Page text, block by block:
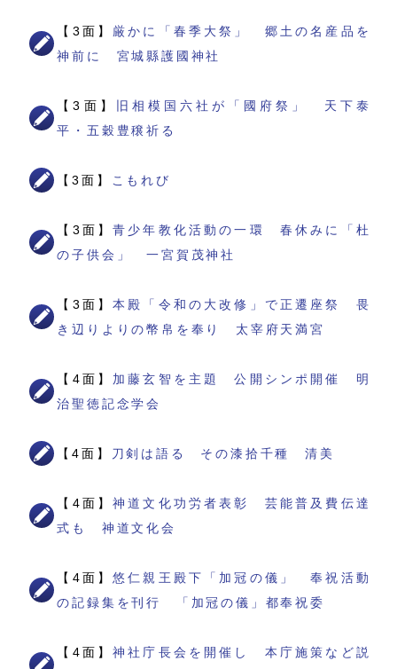
【3面】 厳かに「春季大祭」 郷土の名産品を
神前に 宮城縣護國神社
【3面】
旧相模国六社が「國府祭」 天下泰
平・五穀豊穣祈る
【3面】 こもれび
【3面】青少年教化活動の一環 春休みに「杜
の子供会」 一宮賀茂神社
【3面】本殿「令和の大改修」で正遷座祭 畏
き辺りよりの幣帛を奉り 太宰府天満宮
【4面】 加藤玄智を主題 公開シンポ開催 明
治聖徳記念学会
【4面】 刀剣は語る その漆拾千種 清美
【4面】神道文化功労者表彰 芸能普及費伝達
式も 神道文化会
【4面】悠仁親王殿下「加冠の儀」 奉祝活動
の記録集を刊行 「加冠の儀」都奉祝委
【4面】神社庁長会を開催し 本庁施策など説